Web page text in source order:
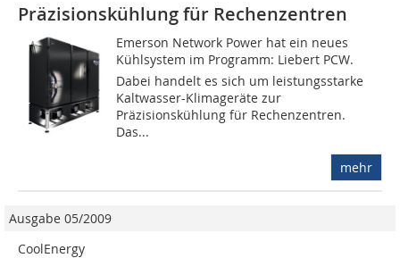
Präzisionskühlung für Rechenzentren
Emerson Network Power hat ein neues
Kühlsystem im Programm: Liebert PCW.
Dabei handelt es sich um leistungsstarke
Kaltwasser-Klimageräte zur
Präzisionskühlung für Rechenzentren.
Das...
mehr
Ausgabe 05/2009
CoolEnergy